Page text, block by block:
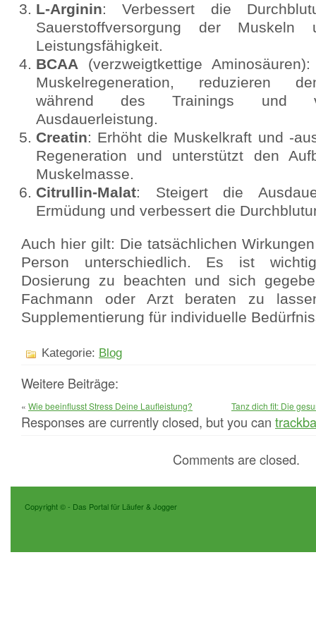
L-Arginin: Verbessert die
Sauerstoffversorgung der
Leistungsfähigkeit.
BCAA (verzweigtkettige
Muskelregeneration, reduzieren
während des Trainings und
Ausdauerleistung.
Creatin: Erhöht die Muskelkraft und -
Regeneration und unterstützt den
Muskelmasse.
Citrullin-Malat: Steigert die
Ermüdung und verbessert die
Auch hier gilt: Die tatsächlichen
Person unterschiedlich. Es ist
Dosierung zu beachten und sich
Fachmann oder Arzt beraten zu
Supplementierung für individuelle
Kategorie: Blog
Weitere Beiträge:
« Wie beeinflusst Stress Deine Laufleistung? Tanz dich fit: Die
Responses are currently closed, but you can
Comments are closed.
Copyright ©- Das Portal für Läufer & Jogger